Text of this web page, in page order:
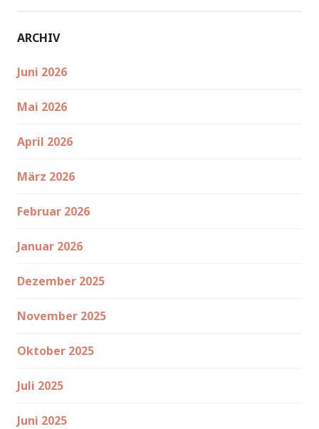
ARCHIV
Juni 2026
Mai 2026
April 2026
März 2026
Februar 2026
Januar 2026
Dezember 2025
November 2025
Oktober 2025
Juli 2025
Juni 2025